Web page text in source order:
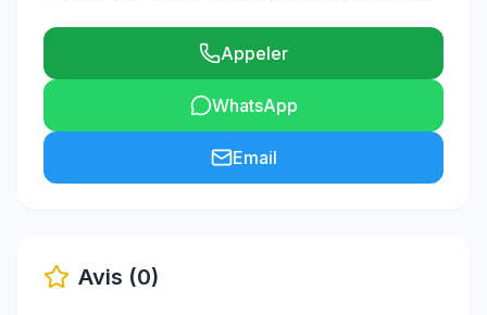
Appeler
WhatsApp
Email
Avis (0)